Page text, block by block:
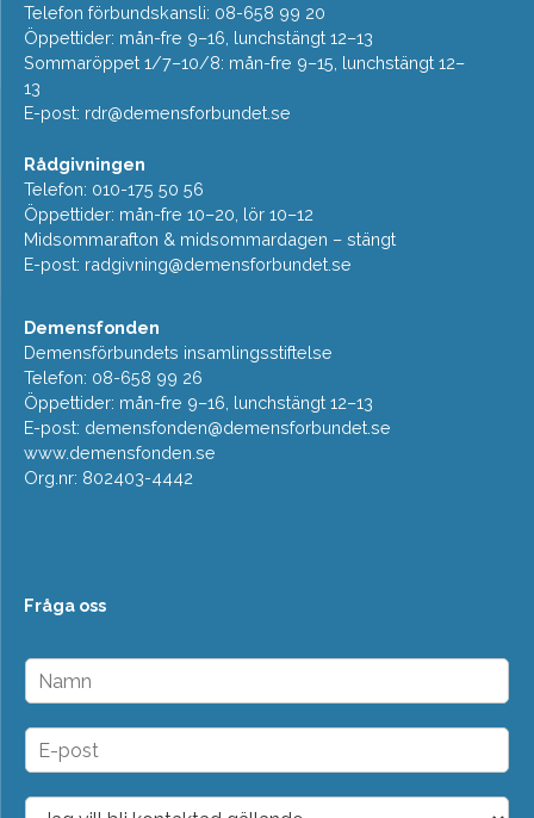
Telefon förbundskansli: 08-658 99 20
Öppettider: mån-fre 9–16, lunchstängt 12–13
Sommaröppet 1/7–10/8: mån-fre 9–15, lunchstängt 12–
13
E-post: rdr@demensforbundet.se
Rådgivningen
Telefon: 010-175 50 56
Öppettider: mån-fre 10–20, lör 10–12
Midsommarafton & midsommardagen – stängt
E-post: radgivning@demensforbundet.se
Demensfonden
Demensförbundets insamlingsstiftelse
Telefon: 08-658 99 26
Öppettider: mån-fre 9–16, lunchstängt 12–13
E-post: demensfonden@demensforbundet.se
www.demensfonden.se
Org.nr: 802403-4442
Fråga oss
N
m
n
E
p
o
D